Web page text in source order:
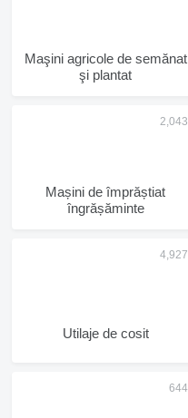
Maşini agricole de semănat
şi plantat
Mașini de împrăștiat
îngrășăminte
Utilaje de cosit